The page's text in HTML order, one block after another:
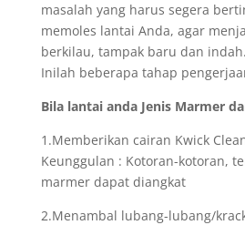
masalah yang harus segera
memoles lantai Anda, agar
berkilau, tampak baru dan indah.
Inilah beberapa tahap
Bila lantai anda Jenis Marmer
1.Memberikan cairan Kwick
Keunggulan : Kotoran-kotoran,
marmer dapat diangkat
2.Menambal lubang-lubang/